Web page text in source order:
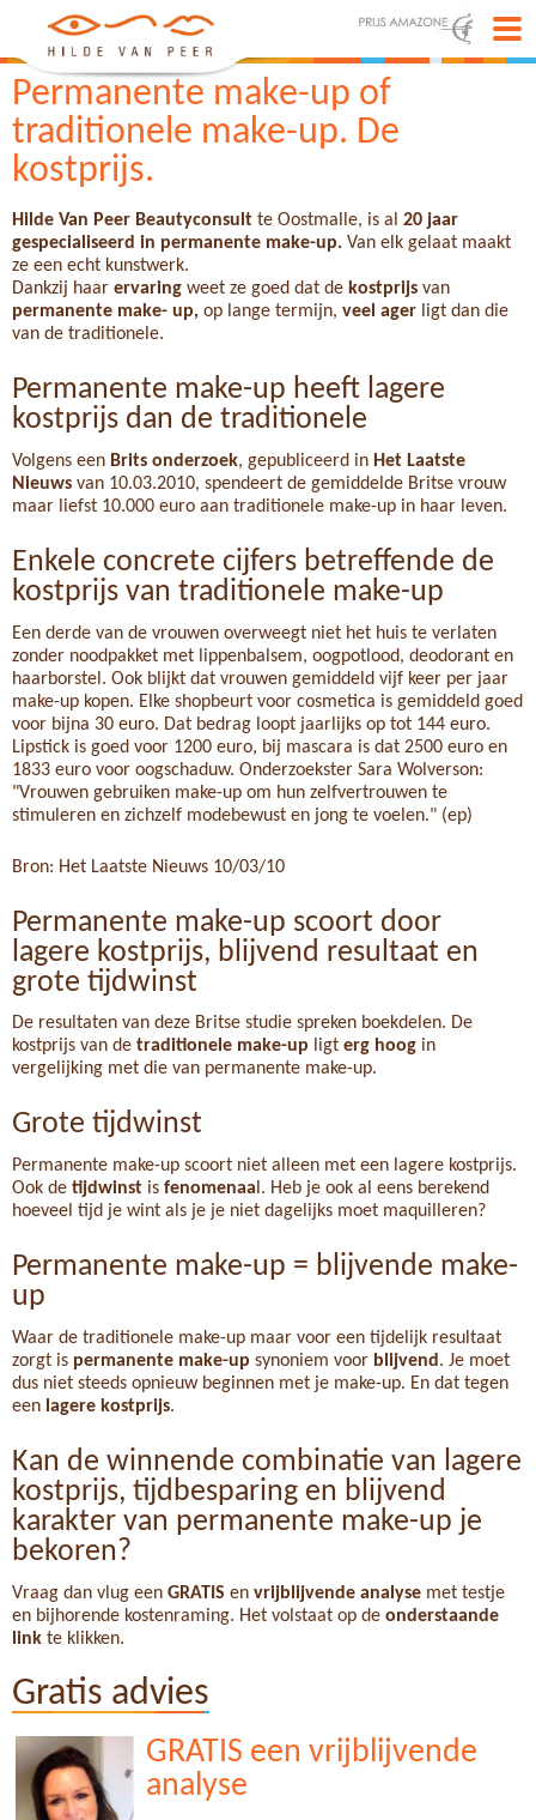
Permanente make-up of
traditionele make-up. De
kostprijs.
Hilde Van Peer Beautyconsult te Oostmalle, is al 20 jaar
gespecialiseerd in permanente make-up. Van elk gelaat maakt
ze een echt kunstwerk.
Dankzij haar ervaring weet ze goed dat de kostprijs van
permanente make- up, op lange termijn, veel ager ligt dan die
van de traditionele.
Permanente make-up heeft lagere
kostprijs dan de traditionele
Volgens een Brits onderzoek, gepubliceerd in Het Laatste
Nieuws van 10.03.2010, spendeert de gemiddelde Britse vrouw
maar liefst 10.000 euro aan traditionele make-up in haar leven.
Enkele concrete cijfers betreffende de
kostprijs van traditionele make-up
Een derde van de vrouwen overweegt niet het huis te verlaten
zonder noodpakket met lippenbalsem, oogpotlood, deodorant en
haarborstel. Ook blijkt dat vrouwen gemiddeld vijf keer per jaar
make-up kopen. Elke shopbeurt voor cosmetica is gemiddeld goed
voor bijna 30 euro. Dat bedrag loopt jaarlijks op tot 144 euro.
Lipstick is goed voor 1200 euro, bij mascara is dat 2500 euro en
1833 euro voor oogschaduw. Onderzoekster Sara Wolverson:
"Vrouwen gebruiken make-up om hun zelfvertrouwen te
stimuleren en zichzelf modebewust en jong te voelen." (ep)
Bron: Het Laatste Nieuws 10/03/10
Permanente make-up scoort door
lagere kostprijs, blijvend resultaat en
grote tijdwinst
De resultaten van deze Britse studie spreken boekdelen. De
kostprijs van de traditionele make-up ligt erg hoog in
vergelijking met die van permanente make-up.
Grote tijdwinst
Permanente make-up scoort niet alleen met een lagere kostprijs.
Ook de tijdwinst is fenomenaa l. Heb je ook al eens berekend
hoeveel tijd je wint als je je niet dagelijks moet maquilleren?
Permanente make-up = blijvende make-
up
Waar de traditionele make-up maar voor een tijdelijk resultaat
zorgt is permanente make-up synoniem voor blijvend . Je moet
dus niet steeds opnieuw beginnen met je make-up. En dat tegen
een lagere kostprijs.
Kan de winnende combinatie van lagere
kostprijs, tijdbesparing en blijvend
karakter van permanente make-up je
bekoren?
Vraag dan vlug een GRATIS en vrijblijvende analyse met testje
en bijhorende kostenraming. Het volstaat op de onderstaande
link te klikken.
Gratis advies
GRATIS een vrijblijvende
analyse